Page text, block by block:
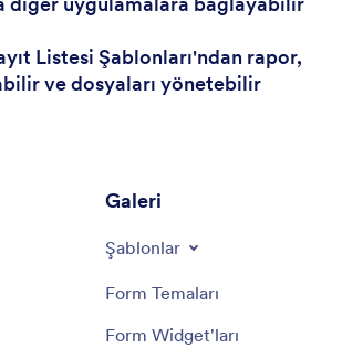
Listesi Şablonları'ndan rapor,
ve dosyaları yönetebilir
Galeri
Şablonlar
Form Temaları
Form Widget'ları